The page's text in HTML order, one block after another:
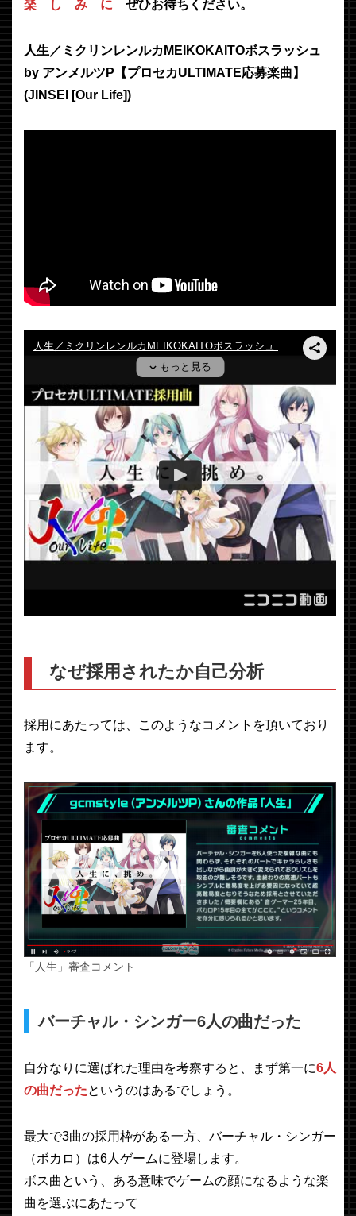
楽 し み に ぜひお待ちください。
人生／ミクリンレンルカMEIKOKAITOボスラッシュ
by アンメルツP【プロセカULTIMATE応募楽曲】
(JINSEI [Our Life])
なぜ採用されたか自己分析
採用にあたっては、このようなコメントを頂いており
ます。
「人生」審査コメント
バーチャル・シンガー6人の曲だった
自分なりに選ばれた理由を考察すると、まず第一に6人
の曲だったというのはあるでしょう。
最大で3曲の採用枠がある一方、バーチャル・シンガー
（ボカロ）は6人ゲームに登場します。
ボス曲という、ある意味でゲームの顔になるような楽
曲を選ぶにあたって